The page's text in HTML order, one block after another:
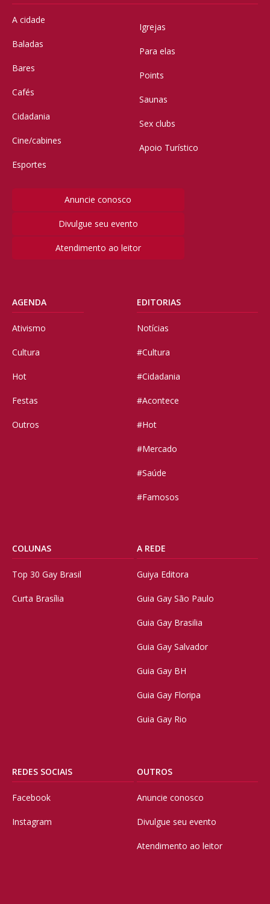
A cidade
Baladas
Bares
Cafés
Cidadania
Cine/cabines
Esportes
Igrejas
Para elas
Points
Saunas
Sex clubs
Apoio Turístico
Anuncie conosco
Divulgue seu evento
Atendimento ao leitor
AGENDA
Ativismo
Cultura
Hot
Festas
Outros
EDITORIAS
Notícias
#Cultura
#Cidadania
#Acontece
#Hot
#Mercado
#Saúde
#Famosos
COLUNAS
Top 30 Gay Brasil
Curta Brasília
A REDE
Guiya Editora
Guia Gay São Paulo
Guia Gay Brasilia
Guia Gay Salvador
Guia Gay BH
Guia Gay Floripa
Guia Gay Rio
REDES SOCIAIS
Facebook
Instagram
OUTROS
Anuncie conosco
Divulgue seu evento
Atendimento ao leitor